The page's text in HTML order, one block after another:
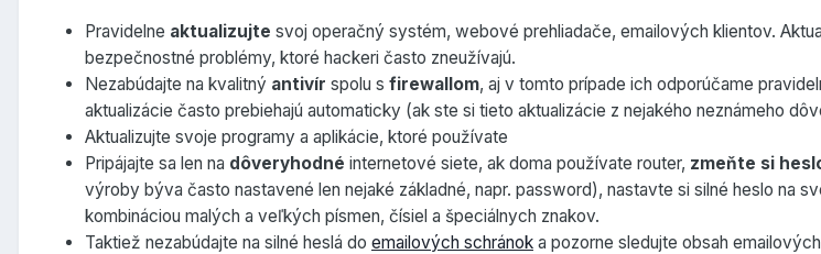
Pravidelne aktualizujte svoj operačný systém, webové prehliadače, emailových klientov.
bezpečnostné problémy, ktoré hackeri často zneužívajú.
Nezabúdajte na kvalitný antivír spolu s firewallom, aj v tomto prípade ich odporúčame
aktualizácie často prebiehajú automaticky (ak ste si tieto aktualizácie z nejakého neznámeho
Aktualizujte svoje programy a aplikácie, ktoré používate
Pripájajte sa len na dôveryhodné internetové siete, ak doma používate router, zmeňte si
výroby býva často nastavené len nejaké základné, napr. password), nastavte si silné heslo na
kombináciou malých a veľkých písmen, čísiel a špeciálnych znakov.
Taktiež nezabúdajte na silné heslá do emailových schránok a pozorne sledujte obsah